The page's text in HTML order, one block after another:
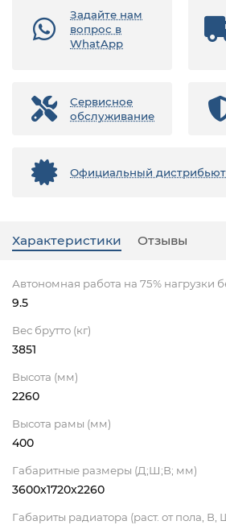
Задайте нам
вопрос в
WhatApp
Сервисное
обслуживание
Официальный
Характеристики Отзывы
Автономная работа на 75% нагрузки
9.5
Вес брутто (кг)
3851
Высота (мм)
2260
Высота рамы (мм)
400
Габаритные размеры (Д;Ш;В; мм)
3600x1720x2260
Габариты радиатора (раст. от пола,